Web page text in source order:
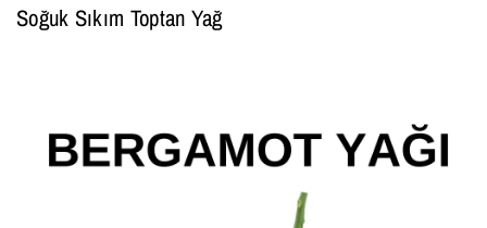
Soğuk Sıkım Toptan Yağ